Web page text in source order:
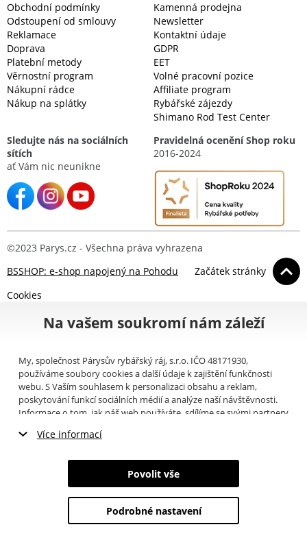
Obchodní podmínky
Odstoupení od smlouvy
Reklamace
Doprava
Platební metody
Věrnostní program
Nákupní rádce
Nákup na splátky
Kamenná prodejna
Newsletter
Kontaktní údaje
GDPR
EET
Volné pracovní pozice
Affiliate program
Rybářské zájezdy
Shimano Rod Test Center
Sledujte nás na sociálních
sítích
ať Vám nic neunikne
Pravidelná ocenění Shop roku
2016-2024
©2023 Parys.cz - Všechna práva vyhrazena
BSSHOP: e-shop napojený na Pohodu
Začátek stránky
Cookies
Na vašem soukromí nám záleží
My, společnost Párysův rybářský ráj, s.r.o. IČO 48171930,
používáme soubory cookies a další údaje k zajištění funkčnosti
webu. S Vaším souhlasem k personalizaci obsahu a reklam,
poskytování funkcí sociálních médií a analýze naší návštěvnosti.
Informace o tom, jak náš web používáte, sdílíme se svými partnery
můžete přečíst, jak tyto informace Google používá. Partneři tyto
poskytli nebo které získali v důsledku toho, že používáte jejich
služby. Tyto údaje zahrnují cookies, data z dalších úložišť, IP
adresu a další informace spojené s prohlížením webu. Svůj souhlas
Více informací
Nezbytné cookies
Marketingové cookies
Analytické cookies
Povolit vše
Podrobné nastavení